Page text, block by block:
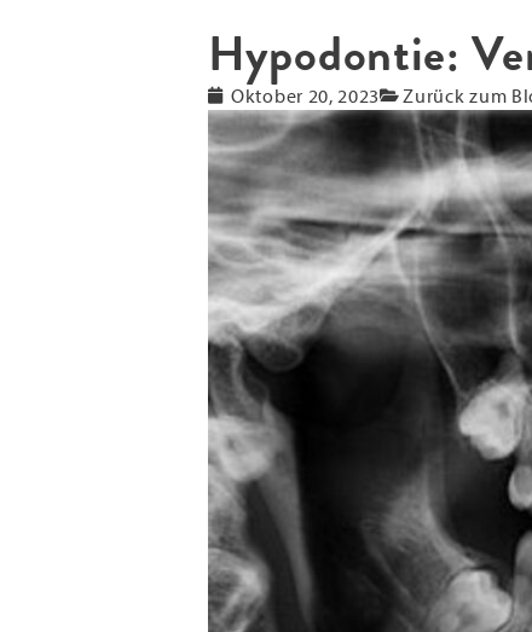
Hypodontie:
Oktober 20, 2023 Zurück zum